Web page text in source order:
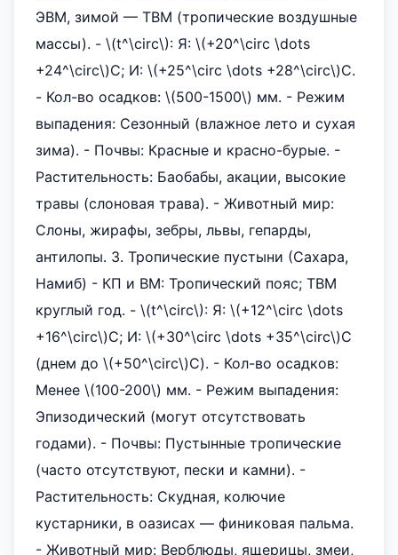
ЭВМ, зимой — ТВМ (тропические воздушные
массы). - \(t^\circ\): Я: \(+20^\circ \dots
+24^\circ\)C; И: \(+25^\circ \dots +28^\circ\)C.
- Кол-во осадков: \(500-1500\) мм. - Режим
выпадения: Сезонный (влажное лето и сухая
зима). - Почвы: Красные и красно-бурые. -
Растительность: Баобабы, акации, высокие
травы (слоновая трава). - Животный мир:
Слоны, жирафы, зебры, львы, гепарды,
антилопы. 3. Тропические пустыни (Сахара,
Намиб) - КП и ВМ: Тропический пояс; ТВМ
круглый год. - \(t^\circ\): Я: \(+12^\circ \dots
+16^\circ\)C; И: \(+30^\circ \dots +35^\circ\)C
(днем до \(+50^\circ\)C). - Кол-во осадков:
Менее \(100-200\) мм. - Режим выпадения:
Эпизодический (могут отсутствовать
годами). - Почвы: Пустынные тропические
(часто отсутствуют, пески и камни). -
Растительность: Скудная, колючие
кустарники, в оазисах — финиковая пальма.
- Животный мир: Верблюды, ящерицы, змеи,